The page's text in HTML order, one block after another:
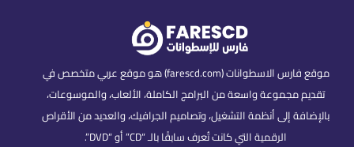
موقع فارس الاسطوانات (farescd.com) هو موقع عربي متخصص في
تقديم مجموعة واسعة من البرامج الكاملة، الألعاب، والموسوعات،
بالإضافة إلى أنظمة التشغيل، وتصاميم الجرافيك، والعديد من الأقراص
الرقمية التي كانت تُعرف سابقًا بالـ “CD” أو “DVD”.